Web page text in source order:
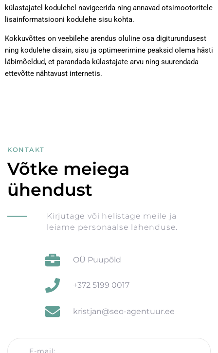
külastajatel kodulehel navigeerida ning annavad otsimootoritele
lisainformatsiooni kodulehe sisu kohta.
Kokkuvõttes on veebilehe arendus oluline osa digiturundusest
ning kodulehe disain, sisu ja optimeerimine peaksid olema hästi
läbimõeldud, et parandada külastajate arvu ning suurendada
ettevõtte nähtavust internetis.
KONTAKT
Võtke meiega
ühendust
Kirjutage või helistage meile ja
leiame personaalse lahenduse.
OÜ Puupõld
+372 5199 0017
kristjan@seo-agentuur.ee